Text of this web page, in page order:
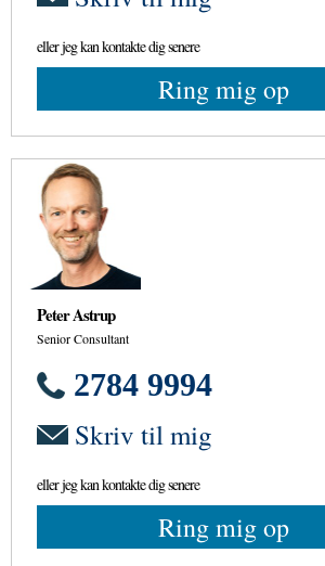
eller jeg kan kontakte dig senere
Ring mig op
Peter Astrup
Senior Consultant
2784 9994
Skriv til mig
eller jeg kan kontakte dig senere
Ring mig op